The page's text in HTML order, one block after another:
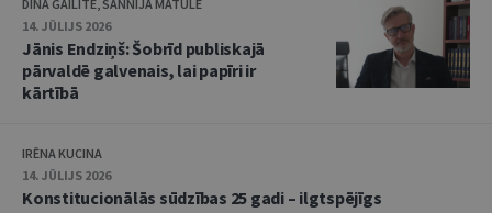
DINA GAILĪTE, SANNIJA MATULE
14. JŪLIJS 2026
Jānis Endziņš: Šobrīd publiskajā
pārvaldē galvenais, lai papīri ir
kārtībā
IRĒNA KUCINA
14. JŪLIJS 2026
Konstitucionālās sūdzības 25 gadi – ilgtspējīgs